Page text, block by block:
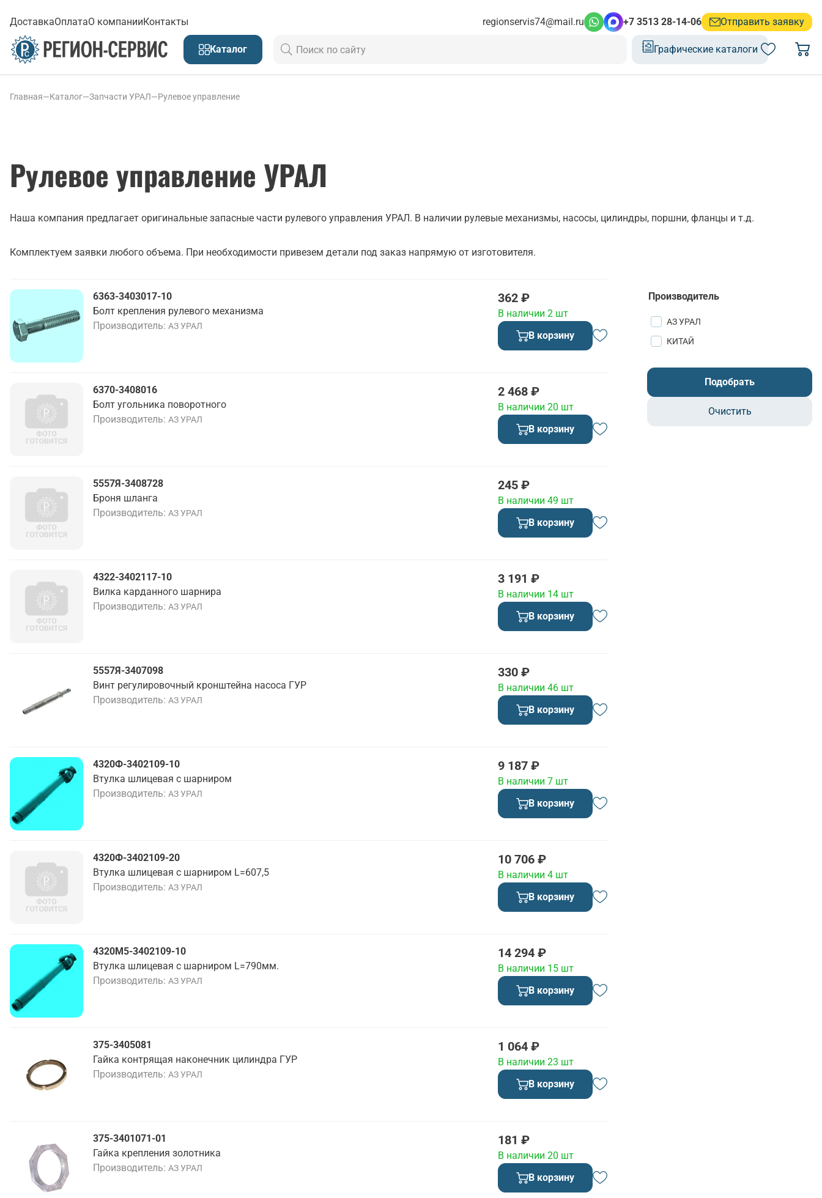
ДоставкаОплатаО компанииКонтакты regionservis74@mail.ru +7 3513 28-14-06 Отправить заявку
Каталог Графические каталоги
Главная—Каталог—Запчасти УРАЛ—Рулевое управление
Рулевое управление УРАЛ
Наша компания предлагает оригинальные запасные части рулевого управления УРАЛ. В наличии рулевые механизмы, насосы, цилиндры, поршни, фланцы и т.д.
Комплектуем заявки любого объема. При необходимости привезем детали под заказ напрямую от изготовителя.
6363-3403017-10
Болт крепления рулевого механизма
Производитель АЗ УРАЛ
362 ₽
В наличии 2 шт
В корзину
6370-3408016
Болт угольника поворотного
Производитель АЗ УРАЛ
2 468 ₽
В наличии 20 шт
В корзину
5557Я-3408728
Броня шланга
Производитель АЗ УРАЛ
245 ₽
В наличии 49 шт
В корзину
4322-3402117-10
Вилка карданного шарнира
Производитель АЗ УРАЛ
3 191 ₽
В наличии 14 шт
В корзину
5557Я-3407098
Винт регулировочный кронштейна насоса ГУР
Производитель АЗ УРАЛ
330 ₽
В наличии 46 шт
В корзину
4320Ф-3402109-10
Втулка шлицевая с шарниром
Производитель АЗ УРАЛ
9 187 ₽
В наличии 7 шт
В корзину
4320Ф-3402109-20
Втулка шлицевая с шарниром L=607,5
Производитель АЗ УРАЛ
10 706 ₽
В наличии 4 шт
В корзину
4320М5-3402109-10
Втулка шлицевая с шарниром L=790мм.
Производитель АЗ УРАЛ
14 294 ₽
В наличии 15 шт
В корзину
375-3405081
Гайка контрящая наконечник цилиндра ГУР
Производитель АЗ УРАЛ
1 064 ₽
В наличии 23 шт
В корзину
375-3401071-01
Гайка крепления золотника
Производитель АЗ УРАЛ
181 ₽
В наличии 20 шт
В корзину
Производитель
АЗ УРАЛ
КИТАЙ
Подобрать
Очистить